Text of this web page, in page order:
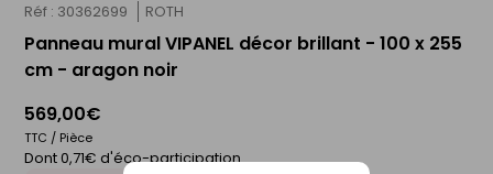
Réf : 30362699 ROTH
Panneau mural VIPANEL décor brillant - 100 x 255
cm - aragon noir
569,00€
TTC / Pièce
Dont 0,71€ d'éco-participation